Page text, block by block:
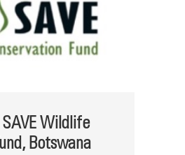
Wildlife
Botswana